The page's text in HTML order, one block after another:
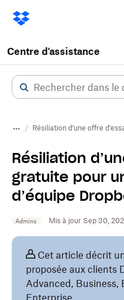
Centre d'assistance
Résiliation d’une offre
Résiliation
gratuite pour
d’équipe
Admins Mis à jour Sep 30,
Cet article décrit
proposée aux clients
Advanced, Business,
Enterprise.